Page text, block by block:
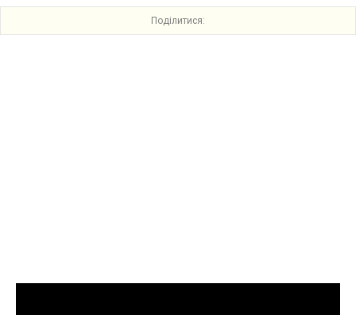
Поділитися: